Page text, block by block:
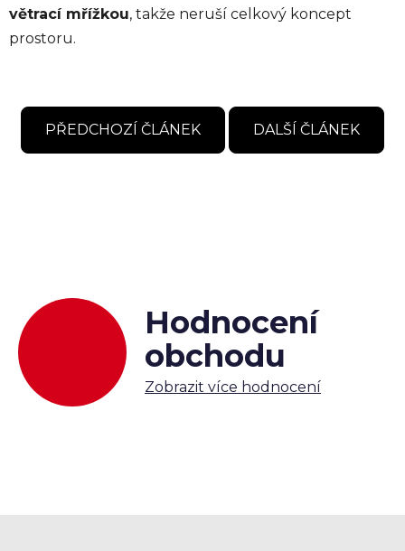
větrací mřížkou, takže neruší celkový koncept
prostoru.
PŘEDCHOZÍ ČLÁNEK DALŠÍ ČLÁNEK
Hodnocení
obchodu
Zobrazit více hodnocení